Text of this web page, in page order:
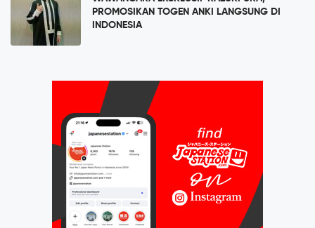
PROMOSIKAN TOGEN ANKI LANGSUNG DI
INDONESIA